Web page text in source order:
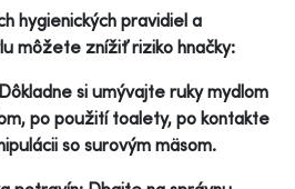
hygienických pravidiel a
môžete znížiť riziko hnačky:
si umývajte ruky mydlom
po použití toalety, po kontakte
so surovým mäsom.